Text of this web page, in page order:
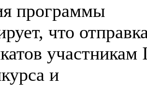
программы
что
участникам
и